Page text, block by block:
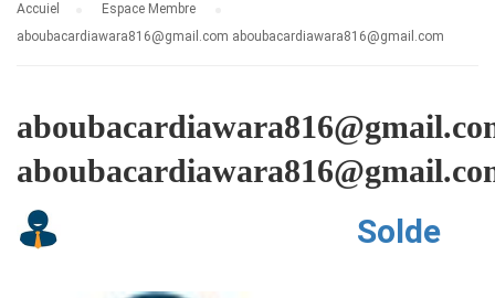
Accuiel
Espace Membre
aboubacardiawara816@gmail.com aboubacardiawara816@gmail.com
Solde